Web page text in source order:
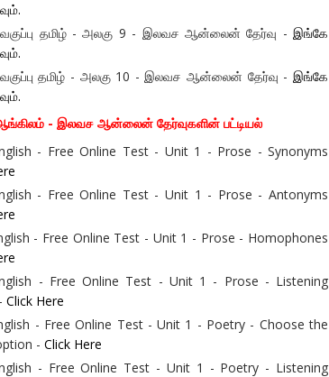
தமிழ் - அலகு 9 - இலவச ஆன்லைன் தேர்வு - இங்கே
தமிழ் - அலகு 10 - இலவச ஆன்லைன் தேர்வு - இங்கே
ஆங்கிலம் - இலவச ஆன்லைன் தேர்வுகளின் பட்டியல்
- Free Online Test - Unit 1 - Prose - Synonyms
- Free Online Test - Unit 1 - Prose - Antonyms
- Free Online Test - Unit 1 - Prose - Homophones
- Free Online Test - Unit 1 - Prose - Listening
Click Here
- Free Online Test - Unit 1 - Poetry - Choose the
- Click Here
- Free Online Test - Unit 1 - Poetry - Listening